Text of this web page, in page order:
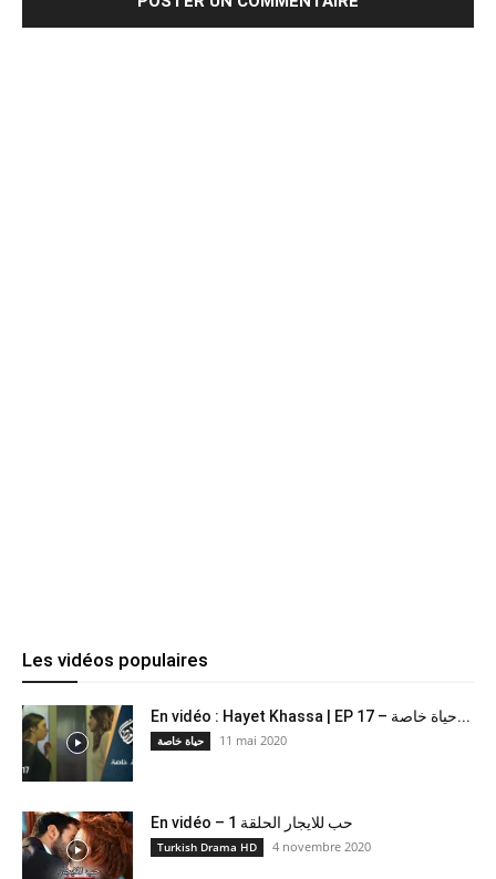
Les vidéos populaires
En vidéo : Hayet Khassa | EP 17 – حياة خاصة...
حياة خاصة 11 mai 2020
En vidéo – حب للايجار الحلقة 1
Turkish Drama HD 4 novembre 2020